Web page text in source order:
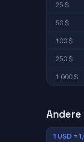
25 $
50 $
100 $
250 $
1.000 $
1 USD =